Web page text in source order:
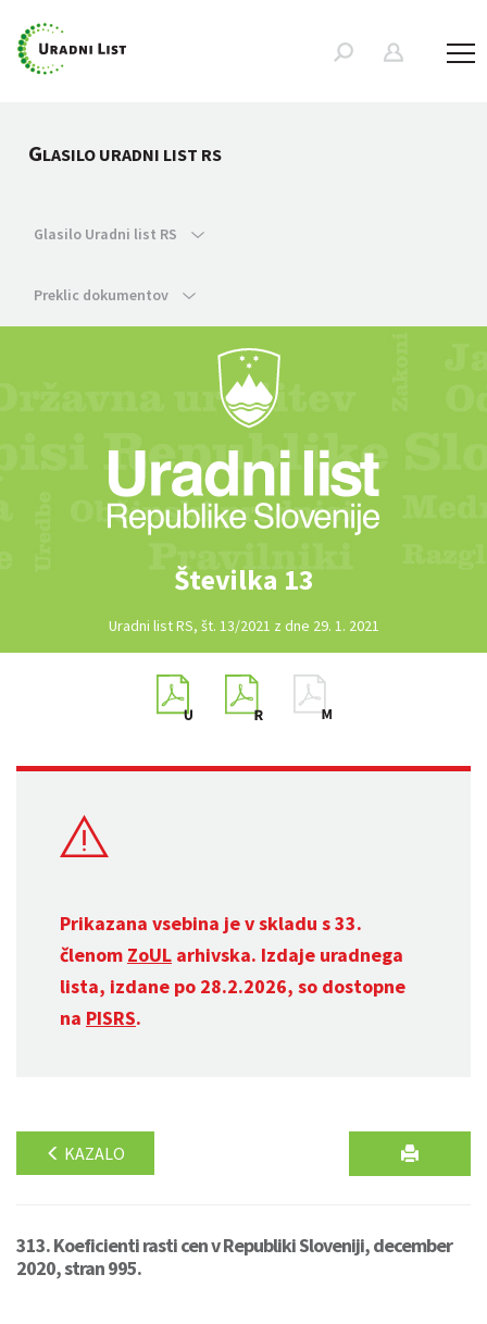
GLASILO URADNI LIST RS
Glasilo Uradni list RS
Preklic dokumentov
Številka 13
Uradni list RS, št. 13/2021 z dne 29. 1. 2021
Prikazana vsebina je v skladu s 33.
členom ZoUL arhivska. Izdaje uradnega
lista, izdane po 28.2.2026, so dostopne
na PISRS.
KAZALO
313. Koeficienti rasti cen v Republiki Sloveniji, december
2020, stran 995.